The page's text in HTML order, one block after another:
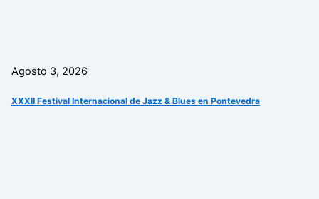
Agosto 3, 2026
XXXII Festival Internacional de Jazz & Blues en Pontevedra